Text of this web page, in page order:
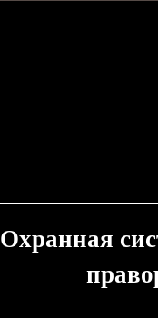
Охранная